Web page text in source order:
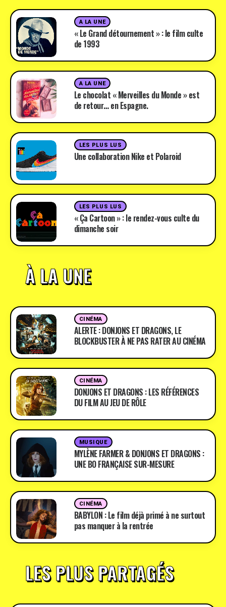
A LA UNE
« Le Grand détournement » : le film culte
de 1993
A LA UNE
Le chocolat « Merveilles du Monde » est
de retour… en Espagne.
LES PLUS LUS
Une collaboration Nike et Polaroid
LES PLUS LUS
« Ça Cartoon » : le rendez-vous culte du
dimanche soir
À LA UNE
CINÉMA
ALERTE : DONJONS ET DRAGONS, LE
BLOCKBUSTER À NE PAS RATER AU CINÉMA
CINÉMA
DONJONS ET DRAGONS : LES RÉFÉRENCES
DU FILM AU JEU DE RÔLE
MUSIQUE
MYLÈNE FARMER & DONJONS ET DRAGONS :
UNE BO FRANÇAISE SUR-MESURE
CINÉMA
BABYLON : Le film déjà primé à ne surtout
pas manquer à la rentrée
LES PLUS PARTAGÉS